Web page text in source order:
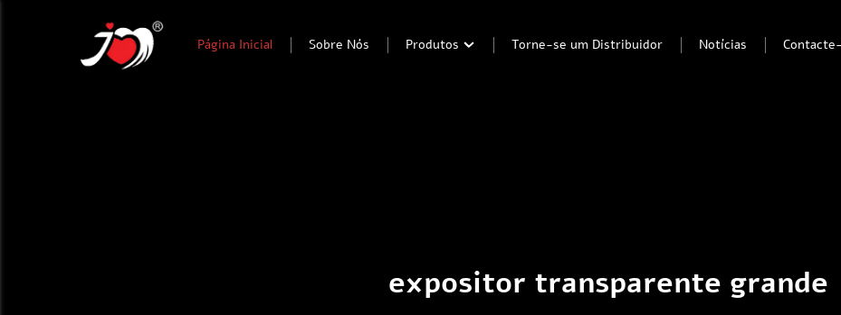
Página Inicial Sobre Nós Produtos Torne-se um Distribuidor Notícias
expositor transparente grande